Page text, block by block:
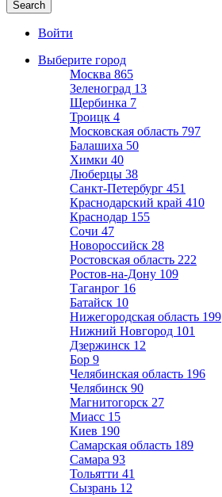
Войти
Выберите город
Москва 865
Зеленоград 13
Щербинка 7
Троицк 4
Московская область 797
Балашиха 50
Химки 40
Люберцы 38
Санкт-Петербург 451
Краснодарский край 410
Краснодар 155
Сочи 47
Новороссийск 28
Ростовская область 222
Ростов-на-Дону 109
Таганрог 16
Батайск 10
Нижегородская область 199
Нижний Новгород 101
Дзержинск 12
Бор 9
Челябинская область 196
Челябинск 90
Магнитогорск 27
Миасс 15
Киев 190
Самарская область 189
Самара 93
Тольятти 41
Сызрань 12